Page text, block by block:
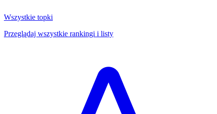
Wszystkie topki
Przeglądaj wszystkie rankingi i listy